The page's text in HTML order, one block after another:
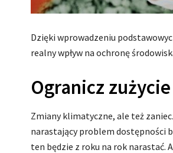
Dzięki wprowadzeniu
realny wpływ na ochronę
Ogranicz
Zmiany klimatyczne, ale też
narastający problem dostępności
ten będzie z roku na rok narastać.